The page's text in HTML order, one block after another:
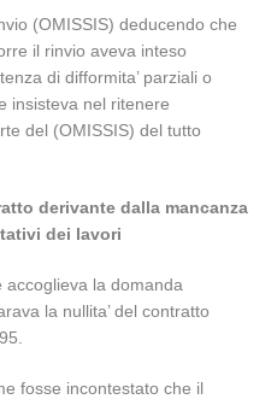
(OMISSIS) deducendo che
il rinvio aveva inteso
di difformita’ parziali o
insisteva nel ritenere
del (OMISSIS) del tutto
derivante dalla mancanza
dei lavori
accoglieva la domanda
la nullita’ del contratto
fosse incontestato che il